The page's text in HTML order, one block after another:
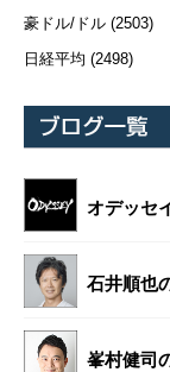
豪ドル/ドル (2503)
日経平均 (2498)
オデッセ
石井順也
峯村健司